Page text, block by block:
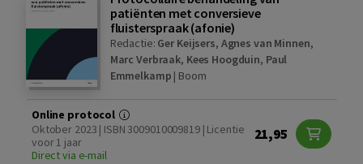
patiënten met conversieve
fluisterspraak (afonie)
Redactie: Ger Keijsers, Agnes van Minnen,
Marc Verbraak, Kees Hoogduin, Paul
Emmelkamp | Boom
Online protocol
Oktober 2023 | ISBN 3009010009819 | Licentie
voor 1 jaar
Direct via e-mail
21,95